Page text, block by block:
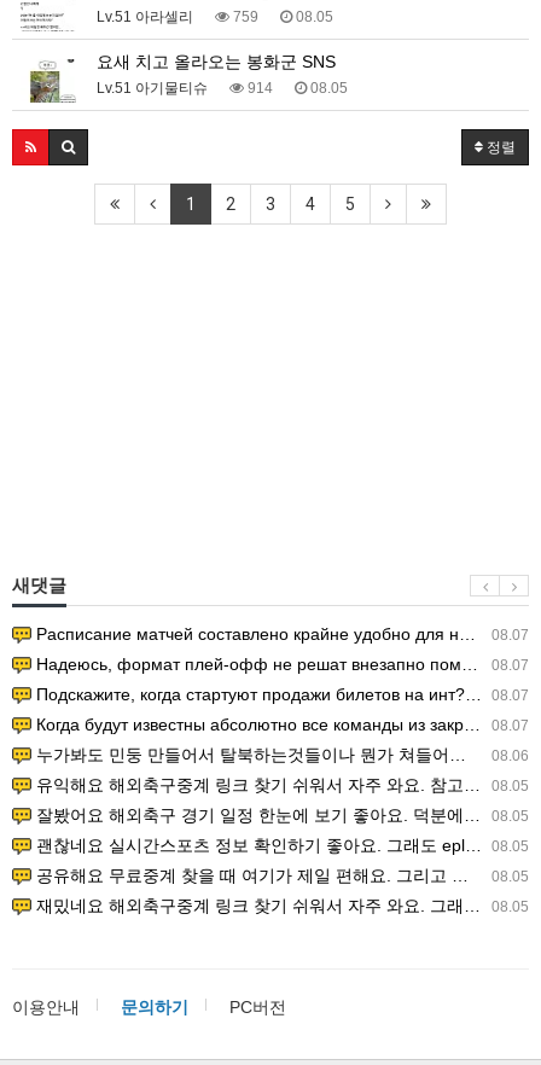
Lv.51 아라셀리 759 08.05
요새 치고 올라오는 봉화군 SNS
Lv.51 아기물티슈 914 08.05
정렬
1 2 3 4 5
새댓글
08.07
Расписание матчей составлено крайне удобно для нашего часово…
08.07
Надеюсь, формат плей-офф не решат внезапно поменять. https:/…
08.07
Подскажите, когда стартуют продажи билетов на инт? https://g…
08.07
Когда будут известны абсолютно все команды из закрытых квали…
08.06
누가봐도 민둥 만들어서 탈북하는것들이나 뭔가 쳐들어오는 낌새를 미리 알아차리기 위함이지 저걸 전쟁준비라고 하…
08.05
유익해요 해외축구중계 링크 찾기 쉬워서 자주 와요. 참고로 무료스포츠중계 정보 확인할 때 출처 꼭 체크해요.…
08.05
잘봤어요 해외축구 경기 일정 한눈에 보기 좋아요. 덕분에 epl중계 볼 때 공식 중계 채널 먼저 찾아봐요. …
08.05
괜찮네요 실시간스포츠 정보 확인하기 좋아요. 그래도 epl중계 볼 때 공식 중계 채널 먼저 찾아봐요. 북마크…
08.05
공유해요 무료중계 찾을 때 여기가 제일 편해요. 그리고 무료스포츠중계 정보 확인할 때 출처 꼭 체크해요. 앞…
08.05
재밌네요 해외축구중계 링크 찾기 쉬워서 자주 와요. 그래서 해외축구중계도 정식 서비스로 봐야 안전해요. 다음…
이용안내 문의하기 PC버전